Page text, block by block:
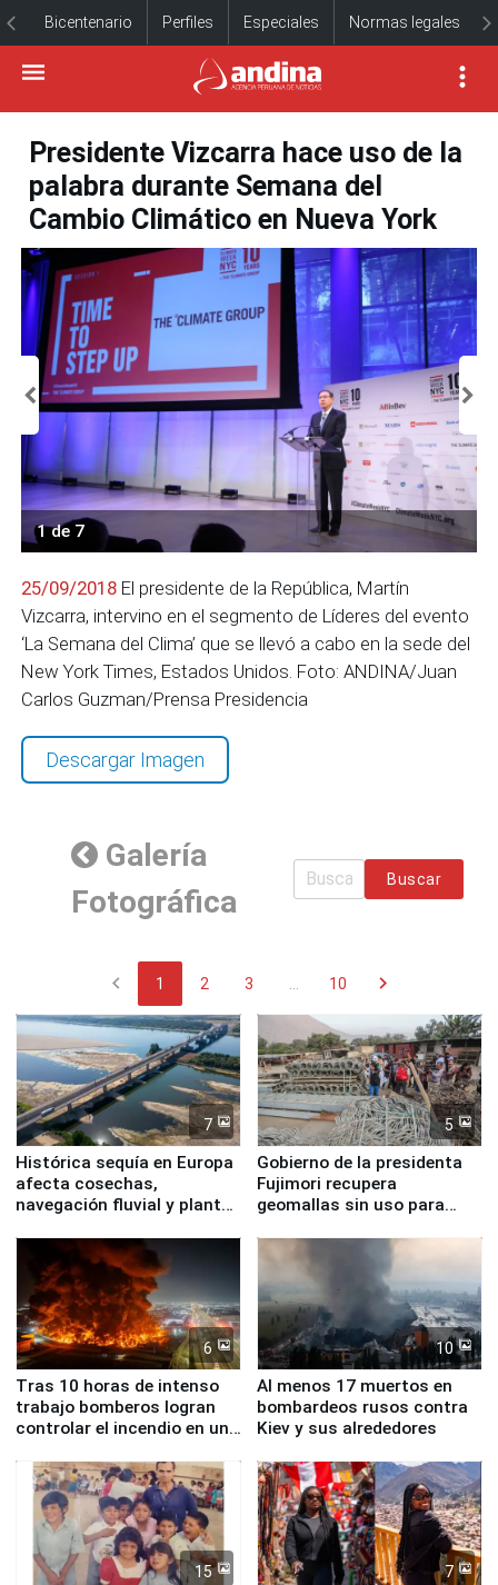
Bicentenario Perfiles Especiales Normas legales
Presidente Vizcarra hace uso de la
palabra durante Semana del
Cambio Climático en Nueva York
1 de 7
25/09/2018 El presidente de la República, Martín
Vizcarra, intervino en el segmento de Líderes del evento
‘La Semana del Clima’ que se llevó a cabo en la sede del
New York Times, Estados Unidos. Foto: ANDINA/Juan
Carlos Guzman/Prensa Presidencia
Descargar Imagen
Galería
Fotográfica
Buscar
chevron_left 1 2 3 10 chevron_right
7
Histórica sequía en Europa
afecta cosechas,
navegación fluvial y plantas
5
Gobierno de la presidenta
Fujimori recupera
geomallas sin uso para
Fenómeno El Niño
6
Tras 10 horas de intenso
trabajo bomberos logran
controlar el incendio en una
de Chile
10
Al menos 17 muertos en
bombardeos rusos contra
Kiev y sus alrededores
15 7